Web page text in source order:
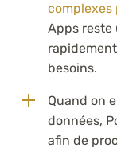
complexes
Apps reste
besoins.
Quand on
données,
afin de